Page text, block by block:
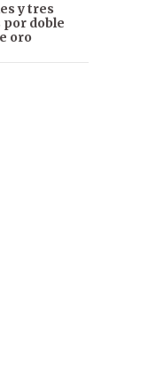
y tres
doble
oro